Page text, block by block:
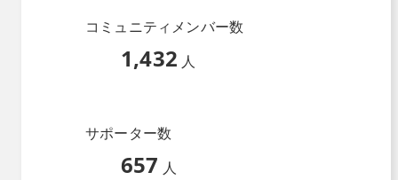
コミュニティメンバー数
1,432 人
サポーター数
657 人